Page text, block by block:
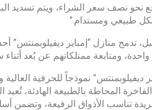
نحو نصف سعر الشراء، ويتم
طبيعي ومستدام.”
تدمج منازل “إمباير ديفيلوبمنتس”
ومتابعة ممتلكاتهم عن بُعد
نموذجاً للحرفية
الفاخرة المحاطة بالطبيعة الهادئة،
تناسب الأذواق الرفيعة، وتضمن